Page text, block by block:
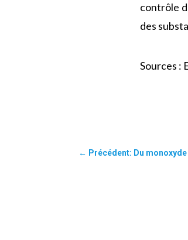
contrôle
des
Sources :
← Précédent: Du